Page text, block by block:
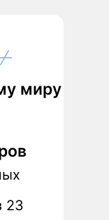
23
миру